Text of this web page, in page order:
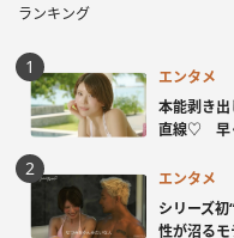
ランキング
エンタメ
本能剥き
直線♡ 早
エンタメ
シリーズ
性が沼る